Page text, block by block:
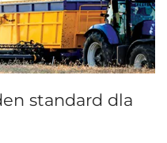
standard dla